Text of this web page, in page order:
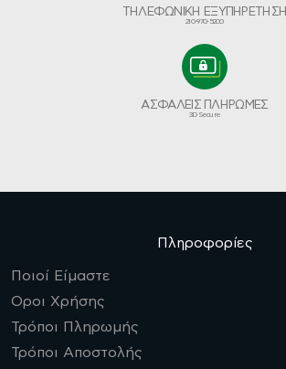
ΤΗΛΕΦΩΝΙΚΗ ΕΞΥΠΗΡΕΤΗΣΗ
210-970-5200
ΑΣΦΑΛΕΙΣ ΠΛΗΡΩΜΕΣ
3D Secure
Πληροφορίες
Ποιοί Είμαστε
Οροι Χρήσης
Τρόποι Πληρωμής
Τρόποι Αποστολής